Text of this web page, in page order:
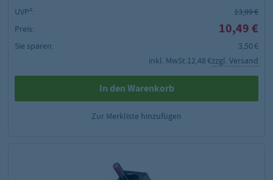
UVP²:
13,99 €
Preis:
10,49 €
Sie sparen:
3,50 €
inkl. MwSt.12,48 €zzgl. Versand
In den Warenkorb
Zur Merkliste hinzufügen